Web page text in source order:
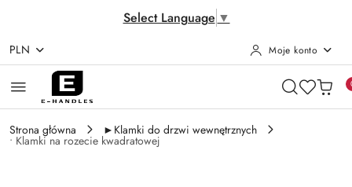
Select Language ▼
Przejdź do treści głównej
Przejdź do wyszukiwarki
Przejdź do moje konto
Przejdź do menu głównego
Przejdź do opisu produktu
Przejdź do stopki
PLN Moje konto
Strona główna ►Klamki do drzwi wewnętrznych
• Klamki na rozecie kwadratowej